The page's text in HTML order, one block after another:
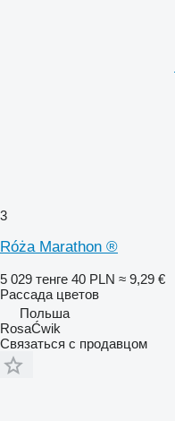
3
Róża Marathon ®
5 029 тенге 40 PLN ≈ 9,29 €
Рассада цветов
Польша
RosaĆwik
Связаться с продавцом